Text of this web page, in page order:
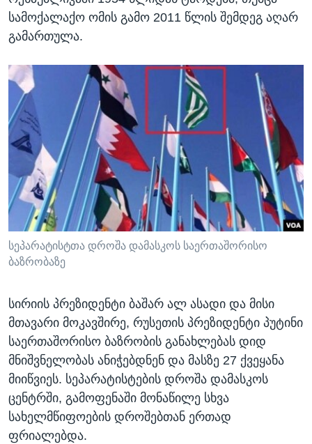
სამოქალაქო ომის გამო 2011 წლის შემდეგ აღარ
გამართულა.
სეპარატისტთა დროშა დამასკოს საერთაშორისო
ბაზრობაზე
სირიის პრეზიდენტი ბაშარ ალ ასადი და მისი
მთავარი მოკავშირე, რუსეთის პრეზიდენტი პუტინი
საერთაშორისო ბაზრობის განახლებას დიდ
მნიშვნელობას ანიჭებდნენ და მასზე 27 ქვეყანა
მიიწვიეს. სეპარატისტების დროშა დამასკოს
ცენტრში, გამოფენაში მონაწილე სხვა
სახელმწიფოების დროშებთან ერთად
ფრიალებდა.